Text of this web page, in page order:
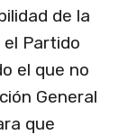
de la
Partido
el que no
General
que